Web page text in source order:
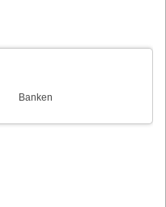
Banken